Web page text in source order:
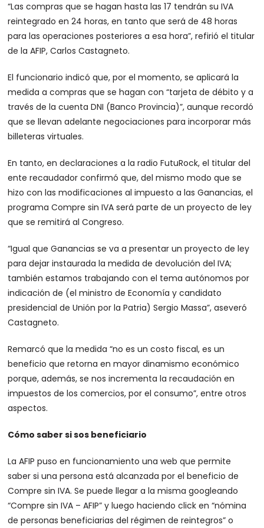
“Las compras que se hagan hasta las 17 tendrán su IVA
reintegrado en 24 horas, en tanto que será de 48 horas
para las operaciones posteriores a esa hora”, refirió el titular
de la AFIP, Carlos Castagneto.
El funcionario indicó que, por el momento, se aplicará la
medida a compras que se hagan con “tarjeta de débito y a
través de la cuenta DNI (Banco Provincia)”, aunque recordó
que se llevan adelante negociaciones para incorporar más
billeteras virtuales.
En tanto, en declaraciones a la radio FutuRock, el titular del
ente recaudador confirmó que, del mismo modo que se
hizo con las modificaciones al impuesto a las Ganancias, el
programa Compre sin IVA será parte de un proyecto de ley
que se remitirá al Congreso.
“Igual que Ganancias se va a presentar un proyecto de ley
para dejar instaurada la medida de devolución del IVA;
también estamos trabajando con el tema autónomos por
indicación de (el ministro de Economía y candidato
presidencial de Unión por la Patria) Sergio Massa”, aseveró
Castagneto.
Remarcó que la medida “no es un costo fiscal, es un
beneficio que retorna en mayor dinamismo económico
porque, además, se nos incrementa la recaudación en
impuestos de los comercios, por el consumo”, entre otros
aspectos.
Cómo saber si sos beneficiario
La AFIP puso en funcionamiento una web que permite
saber si una persona está alcanzada por el beneficio de
Compre sin IVA. Se puede llegar a la misma googleando
“Compre sin IVA – AFIP” y luego haciendo click en “nómina
de personas beneficiarias del régimen de reintegros” o